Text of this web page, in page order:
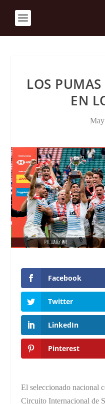
LOS
EN
Facebook
Twitter
LinkedIn
Pinterest
El seleccionado nacional
Circuito Internacional de